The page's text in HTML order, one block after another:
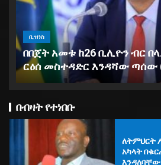
ቢዝነስ
በበጀት አመቱ ከ26 ቢሊዮን ብር
ርዕሰ መስተዳድር እንዳሻው ጣሰው
በብዛት የተነበቡ
“እየተከልን
የምግብ
የኢፌዲሪ
ኢንጂነር
ለትምህርት
አካላት
እንዳለባቸው